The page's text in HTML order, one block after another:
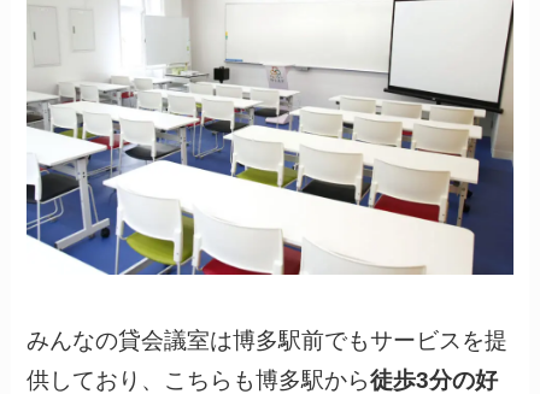
みんなの貸会議室は博多駅前でもサービスを提
供しており、こちらも博多駅から徒歩3分の好